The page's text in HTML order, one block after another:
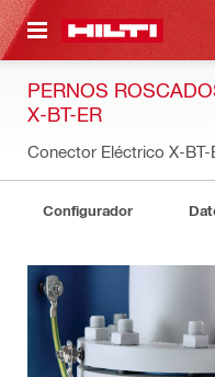
PRINCIPAL
PERNOS
X-BT-ER
Conector Eléctrico X-BT-
Configurador